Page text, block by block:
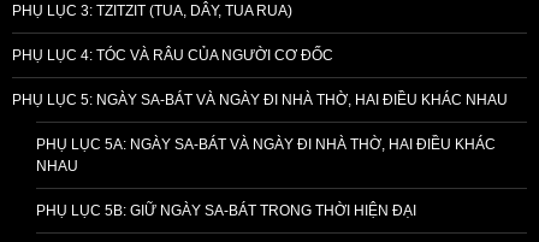
PHỤ LỤC 3: TZITZIT (TUA, DÂY, TUA RUA)
PHỤ LỤC 4: TÓC VÀ RÂU CỦA NGƯỜI CƠ ĐỐC
PHỤ LỤC 5: NGÀY SA-BÁT VÀ NGÀY ĐI NHÀ THỜ, HAI ĐIỀU KHÁC NHAU
PHỤ LỤC 5A: NGÀY SA-BÁT VÀ NGÀY ĐI NHÀ THỜ, HAI ĐIỀU KHÁC
NHAU
PHỤ LỤC 5B: GIỮ NGÀY SA-BÁT TRONG THỜI HIỆN ĐẠI